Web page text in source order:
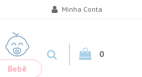
Minha Conta
Bebê
0